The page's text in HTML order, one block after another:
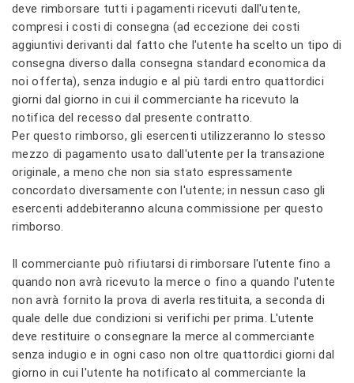
deve rimborsare tutti i pagamenti ricevuti dall'utente,
compresi i costi di consegna (ad eccezione dei costi
aggiuntivi derivanti dal fatto che l'utente ha scelto un tipo di
consegna diverso dalla consegna standard economica da
noi offerta), senza indugio e al più tardi entro quattordici
giorni dal giorno in cui il commerciante ha ricevuto la
notifica del recesso dal presente contratto.
Per questo rimborso, gli esercenti utilizzeranno lo stesso
mezzo di pagamento usato dall'utente per la transazione
originale, a meno che non sia stato espressamente
concordato diversamente con l'utente; in nessun caso gli
esercenti addebiteranno alcuna commissione per questo
rimborso.
Il commerciante può rifiutarsi di rimborsare l'utente fino a
quando non avrà ricevuto la merce o fino a quando l'utente
non avrà fornito la prova di averla restituita, a seconda di
quale delle due condizioni si verifichi per prima. L'utente
deve restituire o consegnare la merce al commerciante
senza indugio e in ogni caso non oltre quattordici giorni dal
giorno in cui l'utente ha notificato al commerciante la